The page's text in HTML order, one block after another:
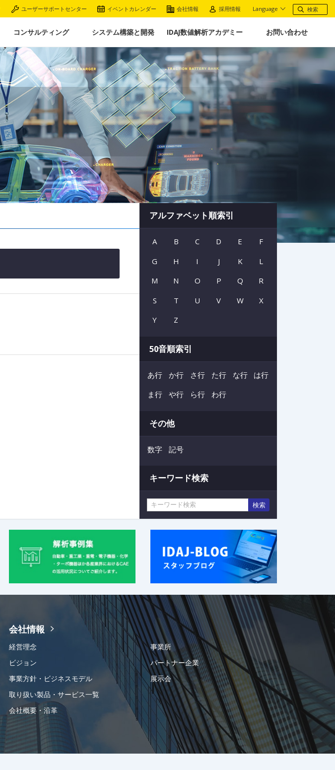
ユーザーサポートセンター イベントカレンダー 会社情報 採用情報 Language
コンサルティング システム構築と開発 IDAJ数値解析アカデミー お問い合わせ
アルファベット順索引
A B C D E
F
G
H I J K
L
M
N O P Q
R
S
T U V W
X
Y
Z
50音順索引
あ行 か行 さ行 た行 な行
は行
ま行
や行 ら行 わ行
その他
数字 記号
キーワード検索
検索
会社情報
経営理念
ビジョン
事業方針・ビジネスモデル
取り扱い製品・サービス一覧
会社概要・沿革
事業所
パートナー企業
展示会